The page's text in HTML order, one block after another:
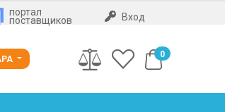
портал
поставщиков Вход
0